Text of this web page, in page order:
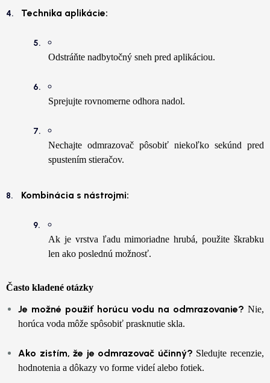
Technika aplikácie:
Odstráňte nadbytočný sneh pred aplikáciou.
Sprejujte rovnomerne odhora nadol.
Nechajte odmrazovač pôsobiť niekoľko sekúnd pred
spustením stieračov.
Kombinácia s nástrojmi:
Ak je vrstva ľadu mimoriadne hrubá, použite škrabku
len ako poslednú možnosť.
Často kladené otázky
Je možné použiť horúcu vodu na odmrazovanie? Nie,
horúca voda môže spôsobiť prasknutie skla.
Ako zistím, že je odmrazovač účinný? Sledujte recenzie,
hodnotenia a dôkazy vo forme videí alebo fotiek.